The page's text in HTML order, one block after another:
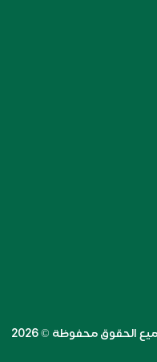
الحقوق محفوظة ©️ 2026